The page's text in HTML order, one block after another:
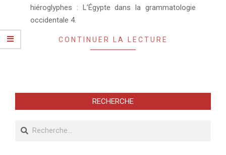
hiéroglyphes : L’Égypte dans la grammatologie
occidentale 4.
CONTINUER LA LECTURE
RECHERCHE
Recherche